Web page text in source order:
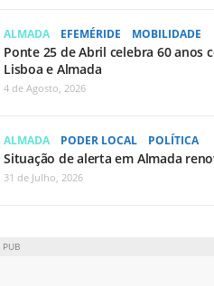
ALMADA EFEMÉRIDE MOBILIDADE
Ponte 25 de Abril celebra 60
Lisboa e Almada
4 de Agosto, 2026
ALMADA PODER LOCAL POLÍTICA
Situação de alerta em Almada
31 de Julho, 2026
PUB